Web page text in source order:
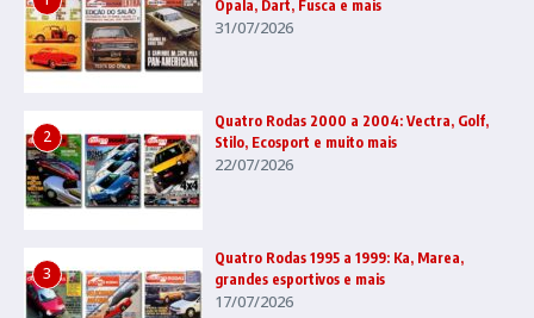
Opala, Dart, Fusca e mais
31/07/2026
2
Quatro Rodas 2000 a 2004: Vectra, Golf,
Stilo, Ecosport e muito mais
22/07/2026
3
Quatro Rodas 1995 a 1999: Ka, Marea,
grandes esportivos e mais
17/07/2026